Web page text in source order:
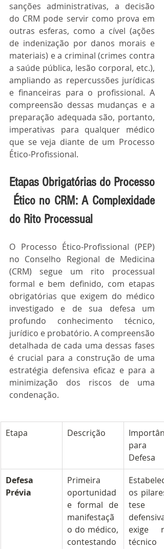
sanções administrativas, a decisão
do CRM pode servir como prova em
outras esferas, como a cível (ações
de indenização por danos morais e
materiais) e a criminal (crimes contra
a saúde pública, lesão corporal, etc.),
ampliando as repercussões jurídicas
e financeiras para o profissional. A
compreensão dessas mudanças e a
preparação adequada são, portanto,
imperativas para qualquer médico
que se veja diante de um Processo
Ético-Profissional.
Etapas Obrigatórias do Processo
Ético no CRM: A Complexidade
do Rito Processual
O Processo Ético-Profissional (PEP)
no Conselho Regional de Medicina
(CRM) segue um rito processual
formal e bem definido, com etapas
obrigatórias que exigem do médico
investigado e de sua defesa um
profundo conhecimento técnico,
jurídico e probatório. A compreensão
detalhada de cada uma dessas fases
é crucial para a construção de uma
estratégia defensiva eficaz e para a
minimização dos riscos de uma
condenação.
Etapa Descrição
para
Defesa
Defesa
Prévia
Primeira
oportunidad
e formal de
manifestaçã
o do médico,
contestando
Estabelece
os
tese
defensiva;
exige